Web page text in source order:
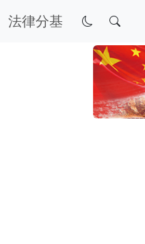
法律分基